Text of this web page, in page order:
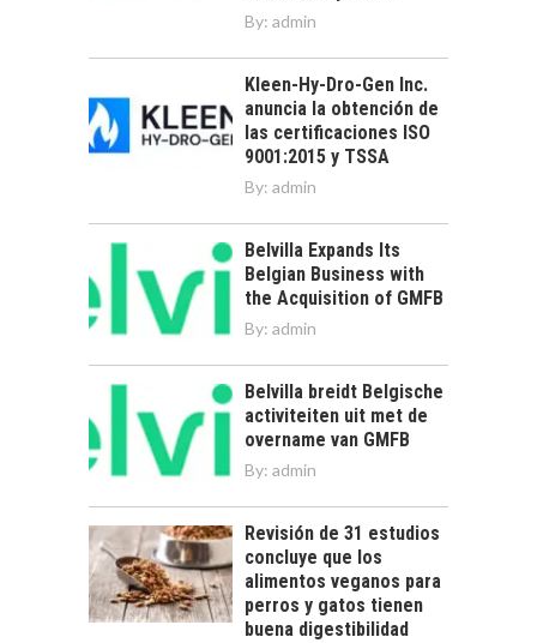
By: admin
Kleen-Hy-Dro-Gen Inc.
anuncia la obtención de
las certificaciones ISO
9001:2015 y TSSA
By: admin
Belvilla Expands Its
Belgian Business with
the Acquisition of GMFB
By: admin
Belvilla breidt Belgische
activiteiten uit met de
overname van GMFB
By: admin
Revisión de 31 estudios
concluye que los
alimentos veganos para
perros y gatos tienen
buena digestibilidad